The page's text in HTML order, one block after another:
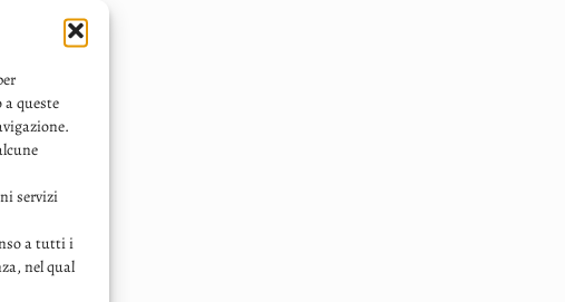
queste
servizi
a tutti i
nel qual